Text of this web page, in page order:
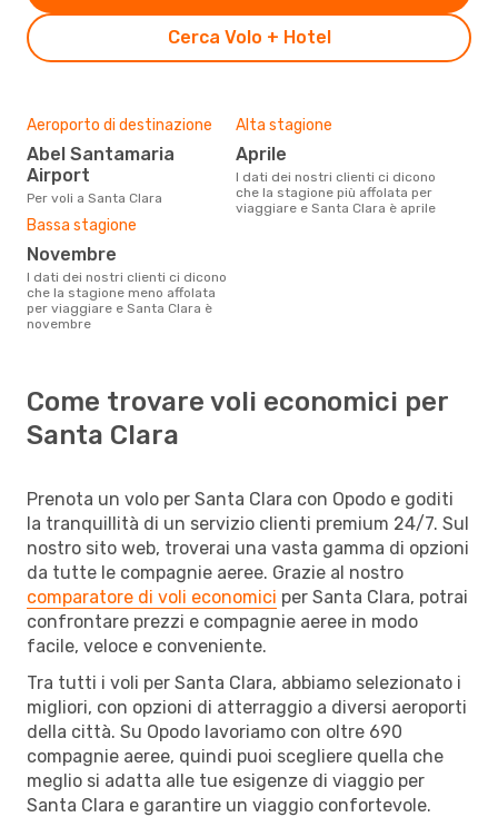
Cerca Volo + Hotel
Aeroporto di destinazione
Abel Santamaria
Airport
Per voli a Santa Clara
Alta stagione
aprile
I dati dei nostri clienti ci dicono
che la stagione più affolata per
viaggiare e Santa Clara è aprile
Bassa stagione
novembre
I dati dei nostri clienti ci dicono
che la stagione meno affolata
per viaggiare e Santa Clara è
novembre
Come trovare voli economici per
Santa Clara
Prenota un volo per Santa Clara con Opodo e goditi
la tranquillità di un servizio clienti premium 24/7. Sul
nostro sito web, troverai una vasta gamma di opzioni
da tutte le compagnie aeree. Grazie al nostro
comparatore di voli economici per Santa Clara, potrai
confrontare prezzi e compagnie aeree in modo
facile, veloce e conveniente.
Tra tutti i voli per Santa Clara, abbiamo selezionato i
migliori, con opzioni di atterraggio a diversi aeroporti
della città. Su Opodo lavoriamo con oltre 690
compagnie aeree, quindi puoi scegliere quella che
meglio si adatta alle tue esigenze di viaggio per
Santa Clara e garantire un viaggio confortevole.